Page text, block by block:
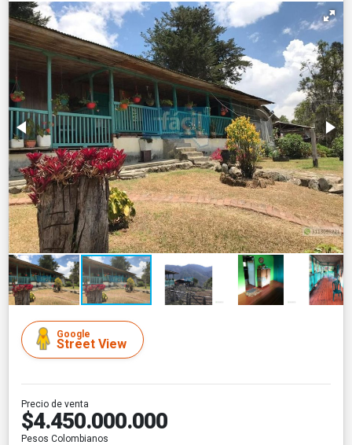
Google
Street View
Precio de venta
$4.450.000.000
Pesos Colombianos